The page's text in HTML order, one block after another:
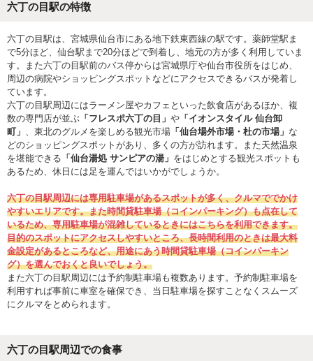
六丁の目駅の特徴
六丁の目駅は、宮城県仙台市にある地下鉄東西線の駅です。薬師堂駅ま
で5分ほど、仙台駅まで20分ほどで到着し、地元の方が多く利用していま
す。また六丁の目駅前のバス停からは宮城県庁や仙台市役所をはじめ、
周辺の病院やショッピングスポットなどにアクセスできるバスが発着し
ています。
六丁の目駅周辺にはラーメン屋やカフェといった飲食店があるほか、複
数の専門店が並ぶ 「フレスポ六丁の目」 や 「イオンスタイル 仙台卸
町」 、東北のグルメを楽しめる観光市場 「仙台場外市場・杜の市場」 な
どのショッピングスポットがあり、多くの方が訪れます。また天然温泉
を堪能できる 「仙台湯処 サンピアの湯」 をはじめとする観光スポットも
あるため、休日には足を運んではいかがでしょうか。
六丁の目駅周辺には専用駐車場があるスポットが多く、クルマででかけ
やすいエリアです。また時間貸駐車場（コインパーキング）も点在して
いるため、専用駐車場が混雑しているときにはこちらを利用できます。
目的のスポットにアクセスしやすいところ、長時間利用のときは最大料
金設定があるところなど、用途にあう時間貸駐車場（コインパーキン
グ）を選んでおくと良いでしょう。
また六丁の目駅周辺には予約制駐車場も複数あります。予約制駐車場を
利用すれば事前に車室を確保でき、当日駐車場を探すことなくスムーズ
にクルマをとめられます。
六丁の目駅周辺での食事